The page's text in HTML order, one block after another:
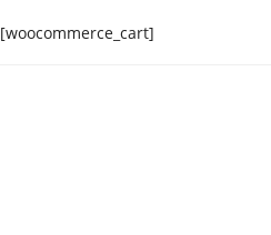
FORMULAIRE DE RÉSERVATION
[woocommerce_cart]